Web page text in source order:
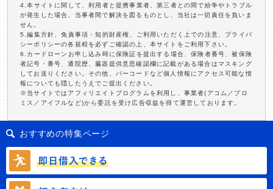
4.本サイトに関して、利用者と提携事業者、第三者との間で紛争やトラブル
が発生した場合、当事者間で解決を図るものとし、当社は一切責任を負いま
せん。
5.編集方針、免責事項・知的財産権、ご利用いただく上での注意、プライバ
シーポリシーの各規程を必ずご確認の上、本サイトをご利用下さい。
6.カードローンお申し込み時に保険証を提出する場合、保険者番号、被保険
者記号・番号、通院歴、臓器提供意思確認欄に記載がある場合はマスキング
してお送りください。その他、バーコードなど個人情報にアクセス可能な情
報についても隠したうえでご提出ください。
※当サイトではアフィリエイトプログラムを利用し、事業者(アコム／プロ
ミス／アイフルなど)から委託を受け広告収益を得て運営しております。
おすすめの特集ページ